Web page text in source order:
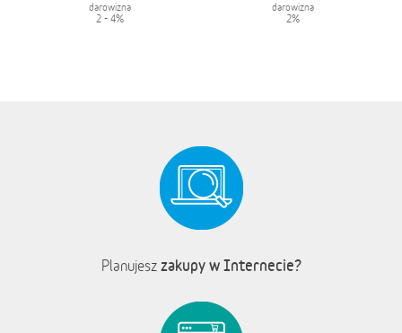
darowizna
2 - 4%
darowizna
2%
Planujesz zakupy w Internecie?